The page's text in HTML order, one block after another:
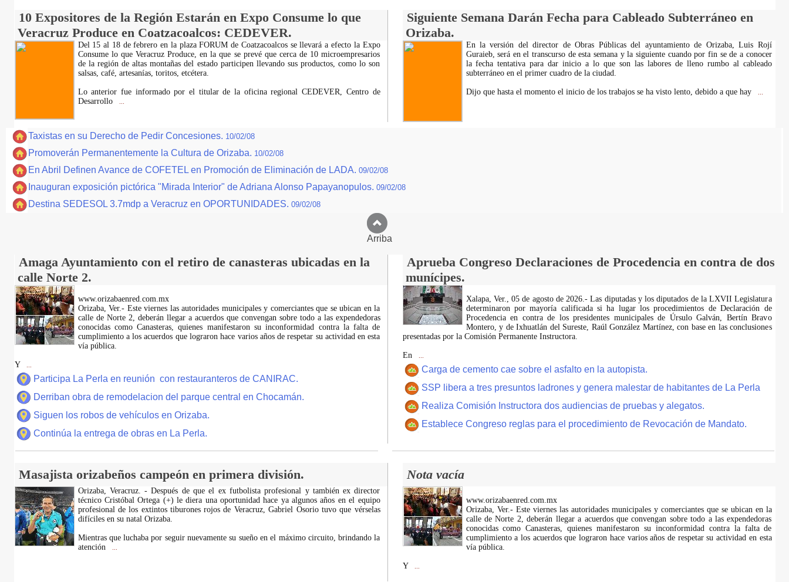
10 Expositores de la Región Estarán en Expo Consume lo que
Veracruz Produce en Coatzacoalcos: CEDEVER.
Siguiente Semana Darán Fecha para Cableado Subterráneo en
Orizaba.
Del 15 al 18 de febrero en la plaza FORUM de Coatzacoalcos se llevará a efecto la Expo
Consume lo que Veracruz Produce, en la que se prevé que cerca de 10 microempresarios
de la región de altas montañas del estado participen llevando sus productos, como lo son
salsas, café, artesanías, toritos, etcétera.
Lo anterior fue informado por el titular de la oficina regional CEDEVER, Centro de
Desarrollo
En la versión del director de Obras Públicas del ayuntamiento de Orizaba, Luis Rojí
Guraieb, será en el transcurso de esta semana y la siguiente cuando por fin se de a conocer
la fecha tentativa para dar inicio a lo que son las labores de lleno rumbo al cableado
subterráneo en el primer cuadro de la ciudad.
Dijo que hasta el momento el inicio de los trabajos se ha visto lento, debido a que hay
Taxistas en su Derecho de Pedir Concesiones. 10/02/08
Promoverán Permanentemente la Cultura de Orizaba. 10/02/08
En Abril Definen Avance de COFETEL en Promoción de Eliminación de LADA. 09/02/08
Inauguran exposición pictórica "Mirada Interior" de Adriana Alonso Papayanopulos. 09/02/08
Destina SEDESOL 3.7mdp a Veracruz en OPORTUNIDADES. 09/02/08
Arriba
Amaga Ayuntamiento con el retiro de canasteras ubicadas en la
calle Norte 2.
Aprueba Congreso Declaraciones de Procedencia en contra de dos
munícipes.
www.orizabaenred.com.mx
Orizaba, Ver.- Este viernes las autoridades municipales y comerciantes que se ubican en la
calle de Norte 2, deberán llegar a acuerdos que convengan sobre todo a las expendedoras
conocidas como Canasteras, quienes manifestaron su inconformidad contra la falta de
cumplimiento a los acuerdos que lograron hace varios años de respetar su actividad en esta
vía pública.
Y
Participa La Perla en reunión con restauranteros de CANIRAC.
Derriban obra de remodelacion del parque central en Chocamán.
Siguen los robos de vehículos en Orizaba.
Continúa la entrega de obras en La Perla.
Xalapa, Ver., 05 de agosto de 2026.- Las diputadas y los diputados de la LXVII Legislatura
determinaron por mayoría calificada si ha lugar los procedimientos de Declaración de
Procedencia en contra de los presidentes municipales de Úrsulo Galván, Bertín Bravo
Montero, y de Ixhuatlán del Sureste, Raúl González Martínez, con base en las conclusiones
presentadas por la Comisión Permanente Instructora.
En
Carga de cemento cae sobre el asfalto en la autopista.
SSP libera a tres presuntos ladrones y genera malestar de habitantes de La Perla
Realiza Comisión Instructora dos audiencias de pruebas y alegatos.
Establece Congreso reglas para el procedimiento de Revocación de Mandato.
Masajista orizabeños campeón en primera división. Nota vacía
Orizaba, Veracruz. - Después de que el ex futbolista profesional y también ex director
técnico Cristóbal Ortega (+) le diera una oportunidad hace ya algunos años en el equipo
profesional de los extintos tiburones rojos de Veracruz, Gabriel Osorio tuvo que vérselas
difíciles en su natal Orizaba.
Mientras que luchaba por seguir nuevamente su sueño en el máximo circuito, brindando la
atención
www.orizabaenred.com.mx
Orizaba, Ver.- Este viernes las autoridades municipales y comerciantes que se ubican en la
calle de Norte 2, deberán llegar a acuerdos que convengan sobre todo a las expendedoras
conocidas como Canasteras, quienes manifestaron su inconformidad contra la falta de
cumplimiento a los acuerdos que lograron hace varios años de respetar su actividad en esta
vía pública.
Y